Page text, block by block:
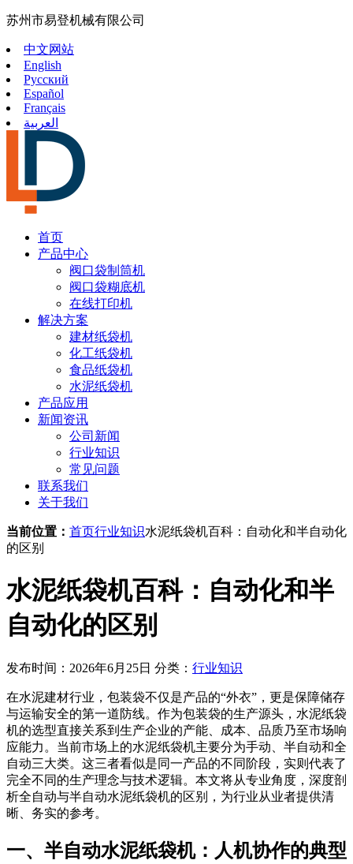
苏州市易登机械有限公司
中文网站
English
Русский
Español
Français
العربية
首页
产品中心
阀口袋制筒机
阀口袋糊底机
在线打印机
解决方案
建材纸袋机
化工纸袋机
食品纸袋机
水泥纸袋机
产品应用
新闻资讯
公司新闻
行业知识
常见问题
联系我们
关于我们
当前位置： 首页行业知识水泥纸袋机百科：自动化和半自动化
的区别
水泥纸袋机百科：自动化和半
自动化的区别
发布时间：2026年6月25日 分类： 行业知识
在水泥建材行业，包装袋不仅是产品的“外衣”，更是保障储存
与运输安全的第一道防线。作为包装袋的生产源头，水泥纸袋
机的选型直接关系到生产企业的产能、成本、品质乃至市场响
应能力。当前市场上的水泥纸袋机主要分为手动、半自动和全
自动三大类。这三者看似是同一产品的不同阶段，实则代表了
完全不同的生产理念与技术逻辑。本文将从专业角度，深度剖
析全自动与半自动水泥纸袋机的区别，为行业从业者提供清
晰、务实的参考。
一、半自动水泥纸袋机：人机协作的典型